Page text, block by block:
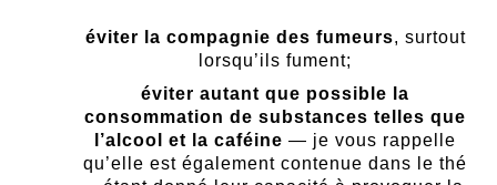
éviter la compagnie des fumeurs, surtout
lorsqu’ils fument;
éviter autant que possible la
consommation de substances telles que
l’alcool et la caféine — je vous rappelle
qu’elle est également contenue dans le thé